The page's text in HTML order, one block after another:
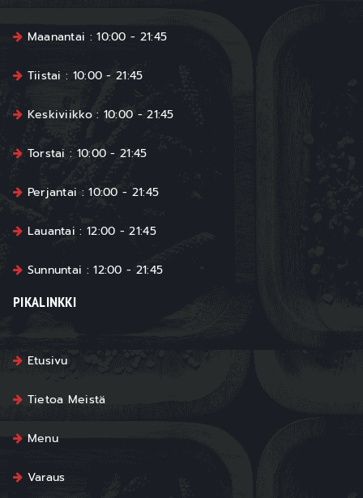
Maanantai : 10:00 - 21:45
Tiistai : 10:00 - 21:45
Keskiviikko : 10:00 - 21:45
Torstai : 10:00 - 21:45
Perjantai : 10:00 - 21:45
Lauantai : 12:00 - 21:45
Sunnuntai : 12:00 - 21:45
PIKALINKKI
Etusivu
Tietoa Meistä
Menu
Varaus